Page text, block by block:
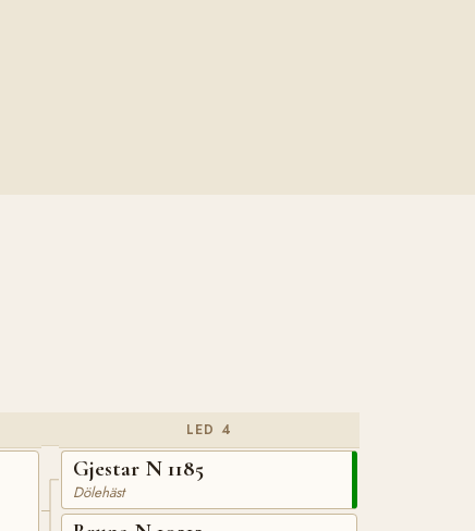
LED 4
Gjestar N 1185
Dölehäst